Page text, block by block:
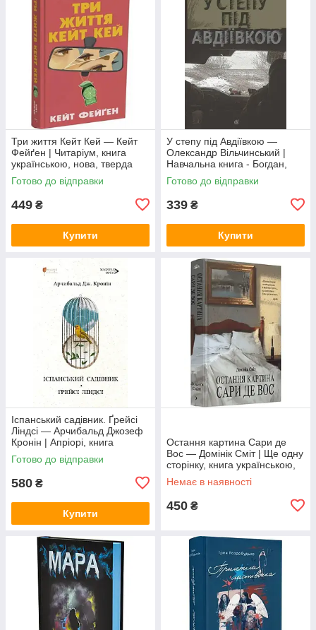
Три життя Кейт Кей — Кейт
Фейґен | Читаріум, книга
українською, нова, тверда
Готово до відправки
449 ₴
Купити
У степу під Авдіївкою —
Олександр Вільчинський |
Навчальна книга - Богдан,
книга українською, нова,
тверда
Готово до відправки
339 ₴
Купити
Іспанський садівник. Ґрейсі
Ліндсі — Арчибальд Джозеф
Кронін | Апріорі, книга
українською, нова, тверда
Готово до відправки
580 ₴
Купити
Остання картина Сари де
Вос — Домінік Сміт | Ще одну
сторінку, книга українською,
нова, тверда
Немає в наявності
450 ₴